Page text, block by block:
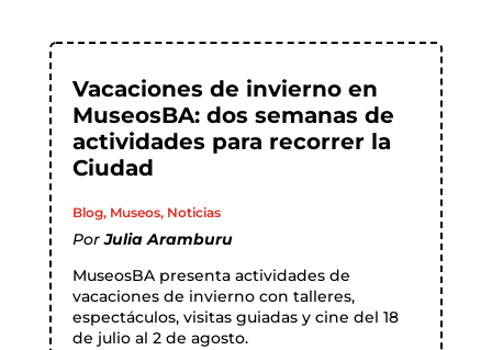
Vacaciones de invierno en
MuseosBA: dos semanas de
actividades para recorrer la
Ciudad
Blog, Museos, Noticias
PorJulia Aramburu
MuseosBA presenta actividades de
vacaciones de invierno con talleres,
espectáculos, visitas guiadas y cine del 18
de julio al 2 de agosto.